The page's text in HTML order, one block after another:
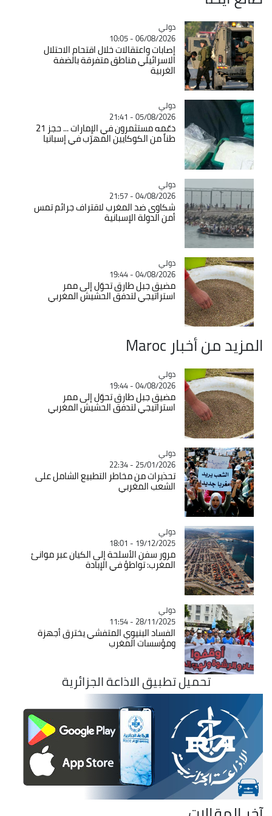
Catégorie
دولي
06/08/2026 - 10:05
إصابات واعتقالات خلال اقتحام الاحتلال
الاسرائيلي مناطق متفرقة بالضفة
الغربية
Catégorie
دولي
05/08/2026 - 21:41
دعّمه مستثمرون في الإمارات ... حجز 21
طناً من الكوكايين المهرّب في إسبانيا
Catégorie
دولي
04/08/2026 - 21:57
شكاوى ضد المغرب لاقتراف جرائم تمس
أمن الدولة الإسبانية
Catégorie
دولي
04/08/2026 - 19:44
مضيق جبل طارق تحوّل إلى ممر
استراتيجي لتدفق الحشيش المغربي
المزيد من أخبار Maroc
Catégorie
دولي
04/08/2026 - 19:44
مضيق جبل طارق تحوّل إلى ممر
استراتيجي لتدفق الحشيش المغربي
Catégorie
دولي
25/01/2026 - 22:34
تحذيرات من مخاطر التطبيع الشامل على
الشعب المغربي
Catégorie
دولي
19/12/2025 - 18:01
مرور سفن الأسلحة إلى الكيان عبر موانئ
المغرب: تواطؤ في الإبادة
Catégorie
دولي
28/11/2025 - 11:54
الفساد البنيوي المتفشي يخترق أجهزة
ومؤسسات المغرب
تحميل تطبيق الاذاعة الجزائرية